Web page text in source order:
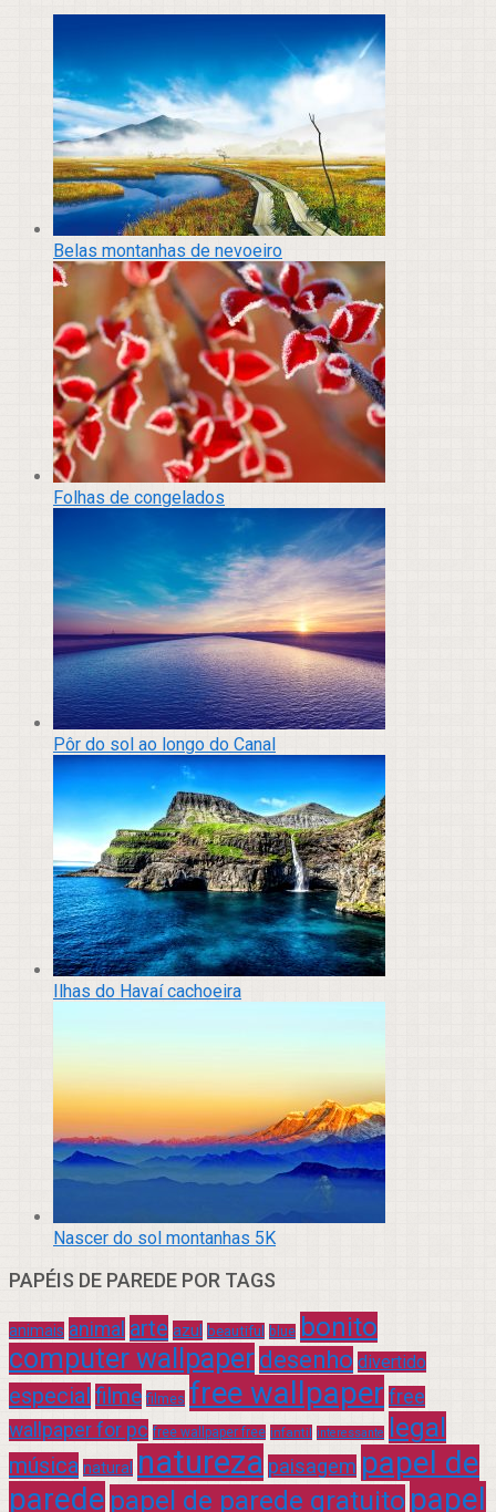
Belas montanhas de nevoeiro
Folhas de congelados
Pôr do sol ao longo do Canal
Ilhas do Havaí cachoeira
Nascer do sol montanhas 5K
PAPÉIS DE PAREDE POR TAGS
animais animal arte azul beautiful blue bonito
computer wallpaper desenho divertido
especial filme filmes free wallpaper free
wallpaper for pc free wallpaper free infantil interessante legal
música natural natureza paisagem papel de
parede papel de parede gratuito papel